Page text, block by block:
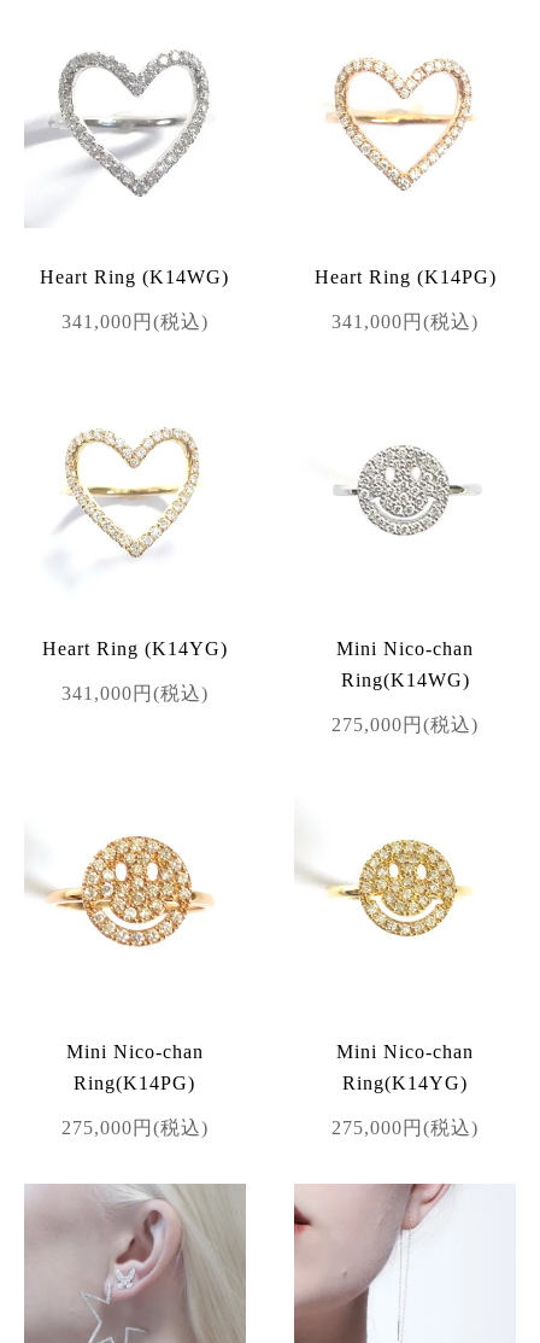
Heart Ring (K14WG)
341,000円(税込)
Heart Ring (K14PG)
341,000円(税込)
Heart Ring (K14YG)
341,000円(税込)
Mini Nico-chan
Ring(K14WG)
275,000円(税込)
Mini Nico-chan
Ring(K14PG)
275,000円(税込)
Mini Nico-chan
Ring(K14YG)
275,000円(税込)